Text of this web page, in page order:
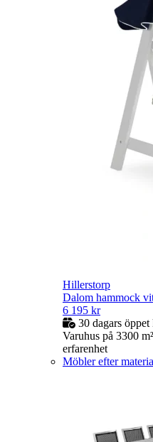
Hillerstorp
Dalom hammock
6 195 kr
30 dagars öppet
Varuhus på 3300 m²
erfarenhet
Möbler efter